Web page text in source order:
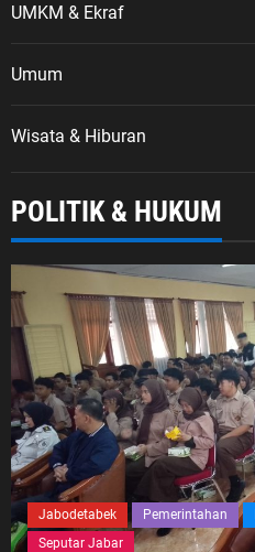
UMKM & Ekraf
Umum
Wisata & Hiburan
POLITIK & HUKUM
Jabodetabek Pemerintahan
Seputar Jabar